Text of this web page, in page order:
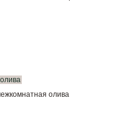
олива